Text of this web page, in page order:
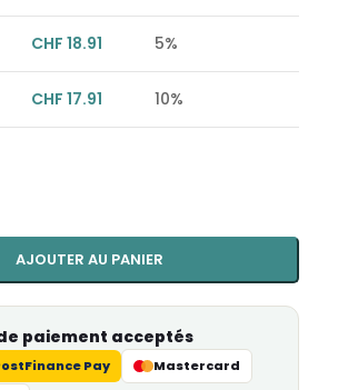
CHF 18.91 5%
CHF 17.91 10%
AJOUTER AU PANIER
paiement acceptés
Pay Mastercard